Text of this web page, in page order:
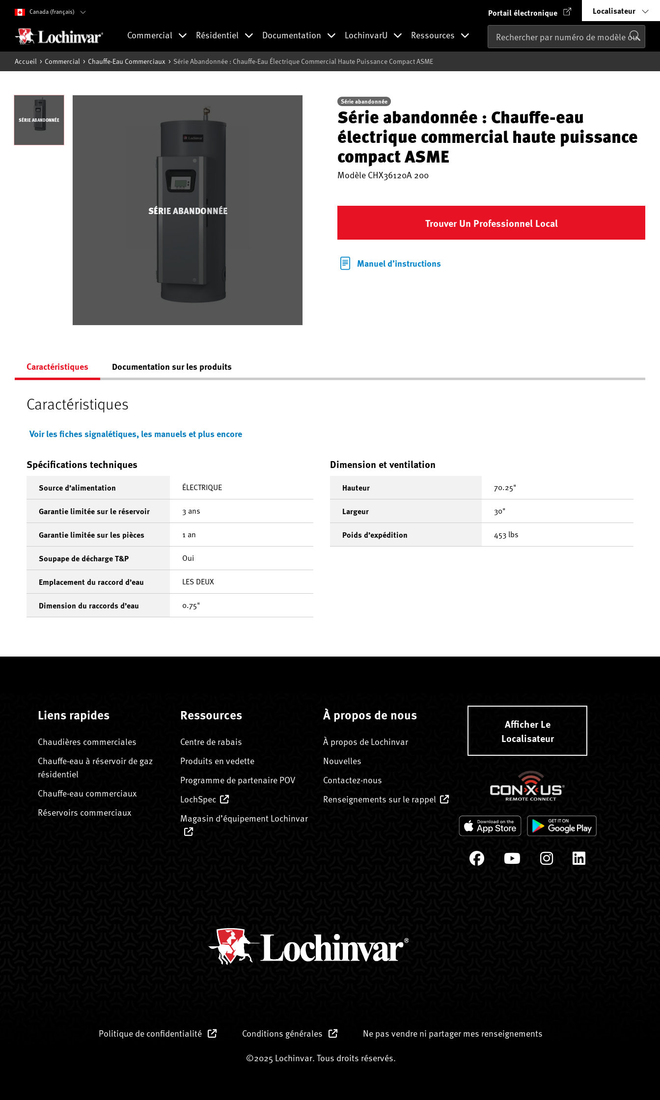
Canada (français) Portail électronique Localisateur
Commercial Résidentiel Documentation LochinvarU Ressources
Accueil Commercial Chauffe-Eau Commerciaux Série Abandonnée : Chauffe-Eau Électrique Commercial Haute Puissance Compact ASME
SÉRIE ABANDONNÉE
SÉRIE ABANDONNÉE
Série abandonnée
Série abandonnée : Chauffe-eau
électrique commercial haute puissance
compact ASME
ModèleCHX36120A 200
Trouver Un Professionnel Local
Manuel d’instructions
Caractéristiques Documentation sur les produits
Caractéristiques
Voir les fiches signalétiques, les manuels et plus encore
Spécifications techniques
Source d’alimentation ÉLECTRIQUE
Garantie limitée sur le réservoir 3 ans
Garantie limitée sur les pièces 1 an
Soupape de décharge T&P Oui
Emplacement du raccord d’eau LES DEUX
Dimension du raccords d’eau 0.75"
Dimension et ventilation
Hauteur 70.25"
Largeur 30"
Poids d’expédition 453 lbs
Liens rapides
Chaudières commerciales
Chauffe-eau à réservoir de gaz
résidentiel
Chauffe-eau commerciaux
Réservoirs commerciaux
Ressources
Centre de rabais
Produits en vedette
Programme de partenaire POV
LochSpec
Magasin d’équipement Lochinvar
À propos de nous
À propos de Lochinvar
Nouvelles
Contactez-nous
Renseignements sur le rappel
Afficher Le
Localisateur
Politique de confidentialité Conditions générales
Ne pas vendre ni partager mes renseignements
©2025 Lochinvar. Tous droits réservés.